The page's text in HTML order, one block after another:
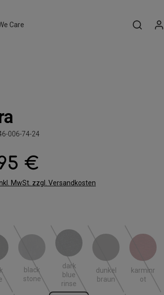
Care
006-74-24
Preis: €
MwSt. zzgl. Versandkosten
Option ist zurzeit nicht verfügbar.)
black
stone
black stone
(Diese Option ist zurzeit nicht verfügbar.)
dark
blue
rinse
dark blue rinse
(Diese Option ist zurzeit nicht
dunkel
braun
dunkel braun
(Diese Option ist
karminr
ot
karminrot
(Diese